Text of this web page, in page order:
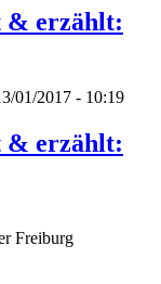
& erzählt:
01/2017 - 10:19
& erzählt:
Freiburg